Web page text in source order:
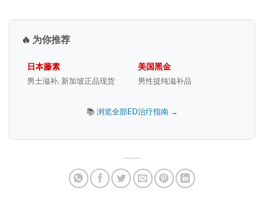
🔥 为你推荐
日本藤素
男士滋补, 新加坡正品现货
美国黑金
男性提纯滋补品
📚 浏览全部ED治疗指南 →